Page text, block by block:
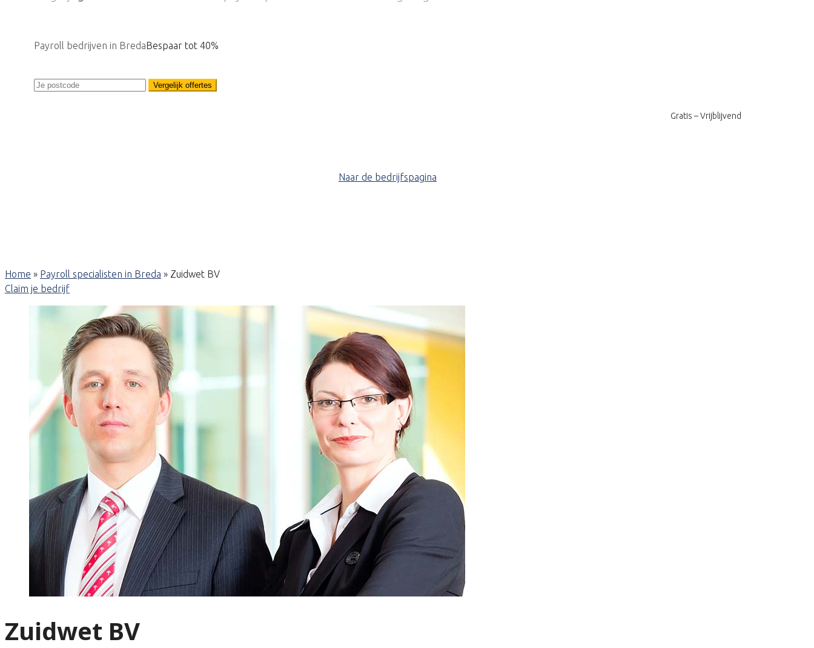
Payroll bedrijven in BredaBespaar tot 40%
Vergelijk offertes
Gratis – Vrijblijvend
Naar de bedrijfspagina
Home » Payroll specialisten in Breda » Zuidwet BV
Claim je bedrijf
Zuidwet BV